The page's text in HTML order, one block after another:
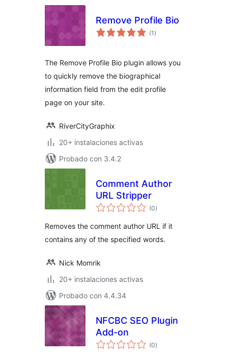
Remove Profile Bio
(1 total
de
)
The Remove Profile Bio plugin allows you
to quickly remove the biographical
information field from the edit profile
page on your site.
RiverCityGraphix
20+ instalaciones activas
Probado con 3.4.2
Comment Author
URL Stripper
(0total
de
)
Removes the comment author URL if it
contains any of the specified words.
Nick Momrik
20+ instalaciones activas
Probado con 4.4.34
NFCBC SEO Plugin
Add-on
(0total
de
)